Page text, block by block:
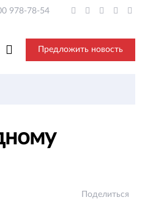
978-78-54
Предложить новость
Поделиться